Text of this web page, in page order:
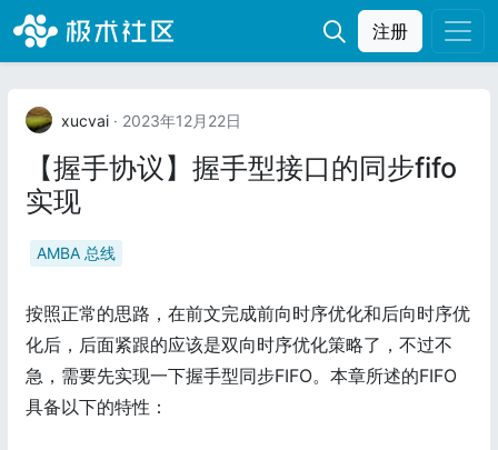
注册
xucvai · 2023年12月22日
【握手协议】握手型接口的同步fifo
实现
AMBA 总线
按照正常的思路，在前文完成前向时序优化和后向时序优
化后，后面紧跟的应该是双向时序优化策略了，不过不
急，需要先实现一下握手型同步FIFO。本章所述的FIFO
具备以下的特性：